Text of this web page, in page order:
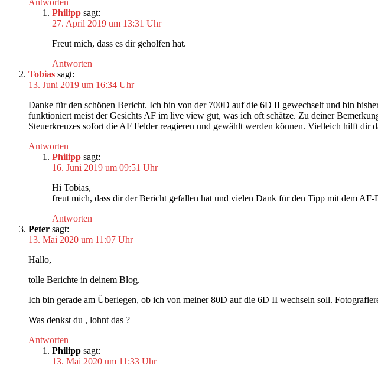
Antworten
Philipp sagt:
27. April 2019 um 13:31 Uhr
Freut mich, dass es dir geholfen hat.
Antworten
Tobias sagt:
13. Juni 2019 um 16:34 Uhr
Danke für den schönen Bericht. Ich bin von der 700D auf die 6D II gewechselt und bin
funktioniert meist der Gesichts AF im live view gut, was ich oft schätze. Zu deiner
Steuerkreuzes sofort die AF Felder reagieren und gewählt werden können. Vielleich hilft dir
Antworten
Philipp sagt:
16. Juni 2019 um 09:51 Uhr
Hi Tobias,
freut mich, dass dir der Bericht gefallen hat und vielen Dank für den Tipp mit dem
Antworten
Peter sagt:
13. Mai 2020 um 11:07 Uhr
Hallo,
tolle Berichte in deinem Blog.
Ich bin gerade am Überlegen, ob ich von meiner 80D auf die 6D II wechseln soll.
Was denkst du , lohnt das ?
Antworten
Philipp sagt:
13. Mai 2020 um 11:33 Uhr